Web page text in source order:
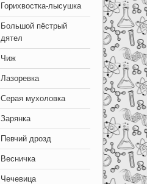
Горихвостка-лысушка
Большой пёстрый
дятел
Чиж
Лазоревка
Серая мухоловка
Зарянка
Певчий дрозд
Весничка
Чечевица